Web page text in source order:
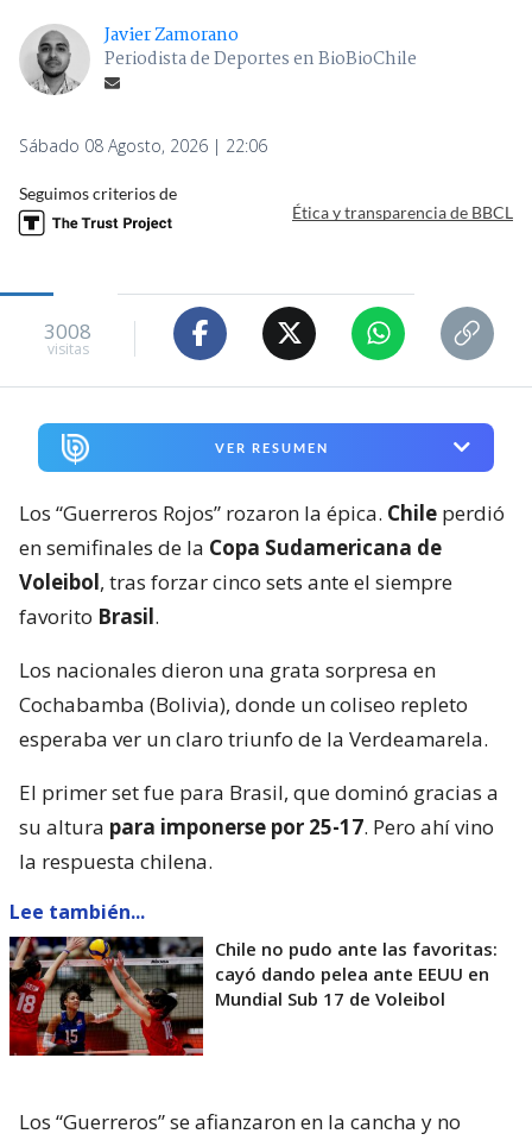
Javier Zamorano
Periodista de Deportes en BioBioChile
Sábado 08 Agosto, 2026 | 22:06
Seguimos criterios de
Ética y transparencia de BBCL
3008
visitas
VER RESUMEN
Los “Guerreros Rojos” rozaron la épica. Chile perdió
en semifinales de la Copa Sudamericana de
Voleibol, tras forzar cinco sets ante el siempre
favorito Brasil.
Los nacionales dieron una grata sorpresa en
Cochabamba (Bolivia), donde un coliseo repleto
esperaba ver un claro triunfo de la Verdeamarela.
El primer set fue para Brasil, que dominó gracias a
su altura para imponerse por 25-17. Pero ahí vino
la respuesta chilena.
Lee también...
Chile no pudo ante las favoritas:
cayó dando pelea ante EEUU en
Mundial Sub 17 de Voleibol
Los “Guerreros” se afianzaron en la cancha y no